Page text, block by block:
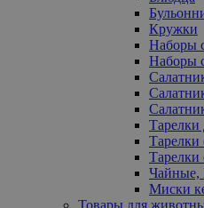
Кружки
Наборы
Наборы
Тарелки
Тарелки
Тарелки
Чайные,
Миски
Товары для